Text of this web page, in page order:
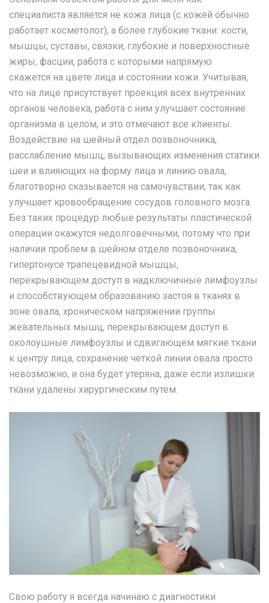
специалиста является не кожа лица (с кожей обычно
работает косметолог), а более глубокие ткани: кости,
мышцы, суставы, связки, глубокие и поверхностные
жиры, фасции, работа с которыми напрямую
скажется на цвете лица и состоянии кожи. Учитывая,
что на лице присутствует проекция всех внутренних
органов человека, работа с ним улучшает состояние
организма в целом, и это отмечают все клиенты.
Воздействие на шейный отдел позвоночника,
расслабление мышц, вызывающих изменения статики
шеи и влияющих на форму лица и линию овала,
благотворно сказывается на самочувствии, так как
улучшает кровообращение сосудов головного мозга.
Без таких процедур любые результаты пластической
операции окажутся недолговечными, потому что при
наличии проблем в шейном отделе позвоночника,
гипертонусе трапецевидной мышцы,
перекрывающем доступ в надключичные лимфоузлы
и способствующем образованию застоя в тканях в
зоне овала, хроническом напряжении группы
жевательных мышц, перекрывающем доступ в
околоушные лимфоузлы и сдвигающем мягкие ткани
к центру лица, сохранение четкой линии овала просто
невозможно, и она будет утеряна, даже если излишки
ткани удалены хирургическим путем.
Свою работу я всегда начинаю с диагностики